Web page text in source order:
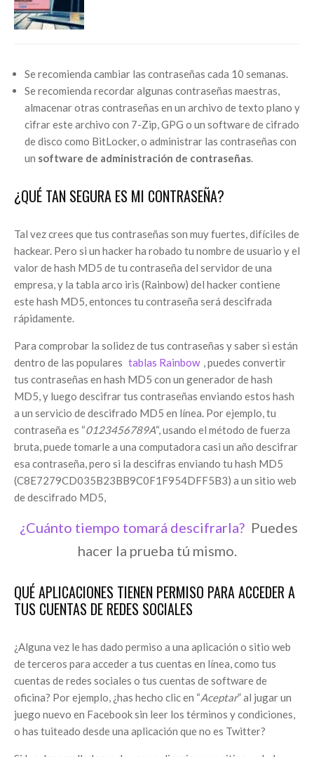
Se recomienda cambiar las contraseñas cada 10 semanas.
Se recomienda recordar algunas contraseñas maestras,
almacenar otras contraseñas en un archivo de texto plano y
cifrar este archivo con 7-Zip, GPG o un software de cifrado
de disco como BitLocker, o administrar las contraseñas con
un software de administración de contraseñas.
¿QUÉ TAN SEGURA ES MI CONTRASEÑA?
Tal vez crees que tus contraseñas son muy fuertes, difíciles de
hackear. Pero si un hacker ha robado tu nombre de usuario y el
valor de hash MD5 de tu contraseña del servidor de una
empresa, y la tabla arco iris (Rainbow) del hacker contiene
este hash MD5, entonces tu contraseña será descifrada
rápidamente.
Para comprobar la solidez de tus contraseñas y saber si están
dentro de las populares tablas Rainbow , puedes convertir
tus contraseñas en hash MD5 con un generador de hash
MD5, y luego descifrar tus contraseñas enviando estos hash
a un servicio de descifrado MD5 en línea. Por ejemplo, tu
contraseña es “0123456789A“, usando el método de fuerza
bruta, puede tomarle a una computadora casi un año descifrar
esa contraseña, pero si la descifras enviando tu hash MD5
(C8E7279CD035B23BB9C0F1F954DFF5B3) a un sitio web
de descifrado MD5,
¿Cuánto tiempo tomará descifrarla? Puedes
hacer la prueba tú mismo.
QUÉ APLICACIONES TIENEN PERMISO PARA ACCEDER A
TUS CUENTAS DE REDES SOCIALES
¿Alguna vez le has dado permiso a una aplicación o sitio web
de terceros para acceder a tus cuentas en línea, como tus
cuentas de redes sociales o tus cuentas de software de
oficina? Por ejemplo, ¿has hecho clic en “Aceptar” al jugar un
juego nuevo en Facebook sin leer los términos y condiciones,
o has tuiteado desde una aplicación que no es Twitter?